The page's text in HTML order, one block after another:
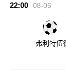
22:00 08-06
弗利特伍